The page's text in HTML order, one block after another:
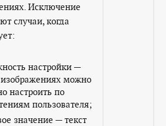
Исключение
случаи, когда
настройки —
изображениях можно
настроить по
пользователя;
значение — текст